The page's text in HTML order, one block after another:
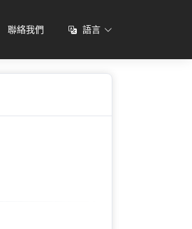
聯絡我們 語言